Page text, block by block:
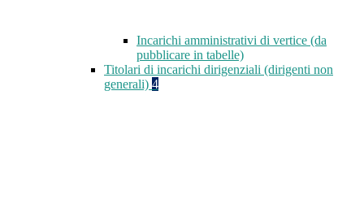
Incarichi amministrativi di vertice (da
pubblicare in tabelle)
Titolari di incarichi dirigenziali (dirigenti non
generali) 4